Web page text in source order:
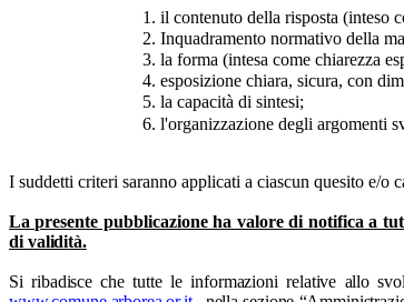
il contenuto della risposta (inteso
Inquadramento normativo della
la forma (intesa come chiarezza
esposizione chiara, sicura, con
la capacità disintesi;
l'organizzazione degli argomenti
I suddetti criteri saranno applicati a ciascun quesito e/o
La presente pubblicazione ha valore di notifica a
di validità.
Si ribadisce che tutte le informazioni relative allo